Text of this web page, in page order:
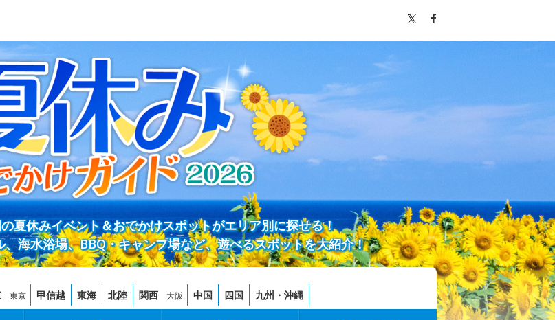
夏休みイベント＆おでかけスポットがエリア別に探せる！
海水浴場、BBQ・キャンプ場など、遊べるスポットを大紹介！
東京 甲信越 東海 北陸 関西 大阪 中国 四国 九州・沖縄